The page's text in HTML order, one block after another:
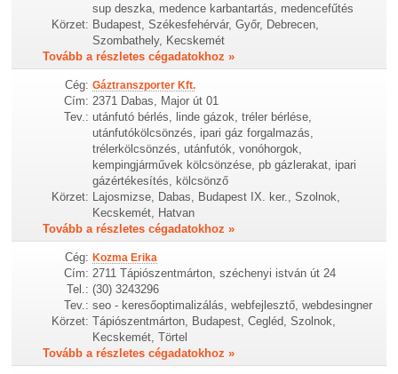
sup deszka, medence karbantartás, medencefűtés
Körzet: Budapest, Székesfehérvár, Győr, Debrecen,
Szombathely, Kecskemét
Tovább a részletes cégadatokhoz »
Cég: Gáztranszporter Kft.
Cím: 2371 Dabas, Major út 01
Tev.: utánfutó bérlés, linde gázok, tréler bérlése,
utánfutókölcsönzés, ipari gáz forgalmazás,
trélerkölcsönzés, utánfutók, vonóhorgok,
kempingjárművek kölcsönzése, pb gázlerakat, ipari
gázértékesítés, kölcsönző
Körzet:
Lajosmizse, Dabas, Budapest IX. ker., Szolnok,
Kecskemét, Hatvan
Tovább a részletes cégadatokhoz »
Cég: Kozma Erika
Cím: 2711 Tápiószentmárton, széchenyi istván út 24
Tel.: (30) 3243296
Tev.: seo - keresőoptimalizálás, webfejlesztő, webdesingner
Körzet: Tápiószentmárton, Budapest, Cegléd, Szolnok,
Kecskemét, Törtel
Tovább a részletes cégadatokhoz »